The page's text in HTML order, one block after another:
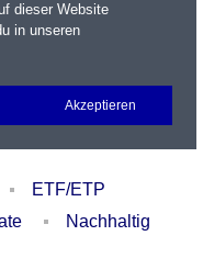
Login
ETF/ETP
Nachhaltig
dieser Website
in unseren
Akzeptieren